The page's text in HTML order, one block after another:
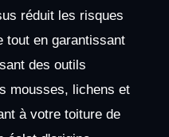
réduit les risques
tout en garantissant
des outils
mousses, lichens et
à votre toiture de